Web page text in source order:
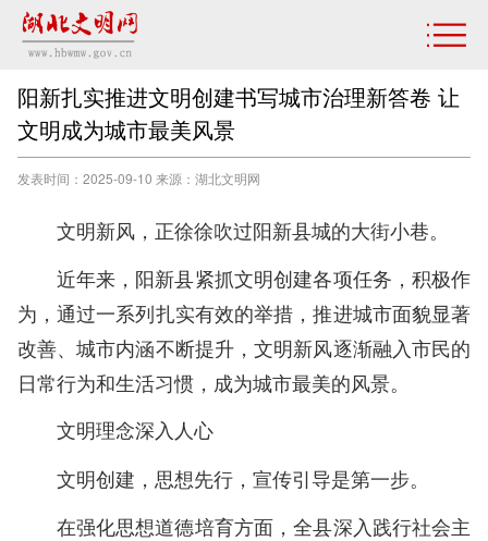
阳新扎实推进文明创建书写城市治理新答卷 让
文明成为城市最美风景
发表时间：2025-09-10 来源：湖北文明网
文明新风，正徐徐吹过阳新县城的大街小巷。
近年来，阳新县紧抓文明创建各项任务，积极作
为，通过一系列扎实有效的举措，推进城市面貌显著
改善、城市内涵不断提升，文明新风逐渐融入市民的
日常行为和生活习惯，成为城市最美的风景。
文明理念深入人心
文明创建，思想先行，宣传引导是第一步。
在强化思想道德培育方面，全县深入践行社会主